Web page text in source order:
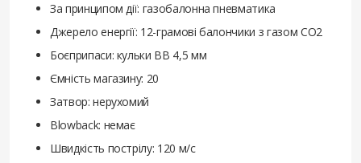
За принципом дії: газобалонна пневматика
Джерело енергії: 12-грамові балончики з газом CO2
Боєприпаси: кульки BB 4,5 мм
Ємність магазину: 20
Затвор: нерухомий
Blowback: немає
Швидкість пострілу: 120 м/с